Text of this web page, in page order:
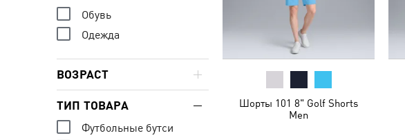
Шорты 101 8" Golf Shorts
Men
Обувь
Одежда
ВОЗРАСТ
ТИП ТОВАРА
Футбольные бутси